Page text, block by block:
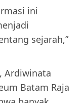
ini
sejarah,”
Ardiwinata
Batam Raja